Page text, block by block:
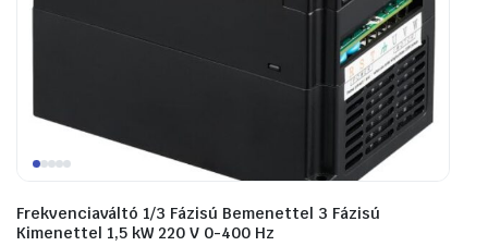
Frekvenciaváltó 1/3 Fázisú Bemenettel 3 Fázisú
Kimenettel 1,5 kW 220 V 0-400 Hz